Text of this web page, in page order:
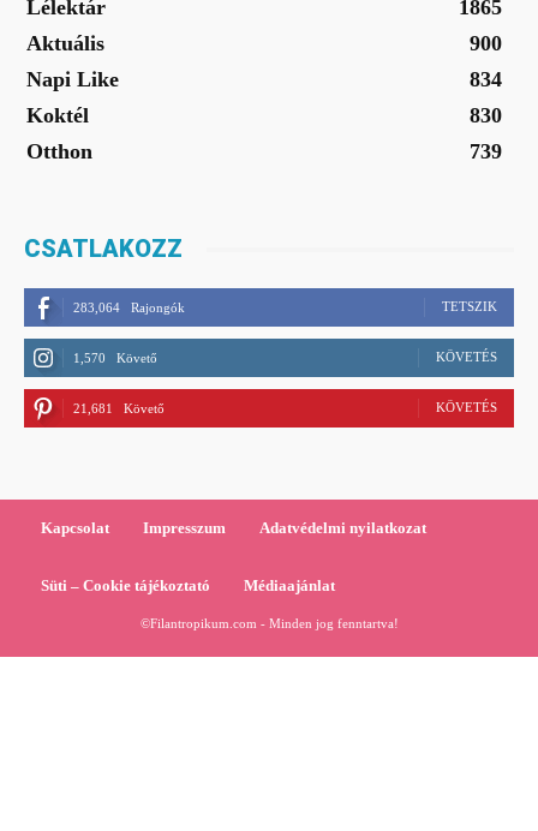
Lélektár
1865
Aktuális
900
Napi Like
834
Koktél
830
Otthon
739
CSATLAKOZZ
283,064 Rajongók TETSZIK
1,570 Követő KÖVETÉS
21,681 Követő KÖVETÉS
Kapcsolat Impresszum Adatvédelmi nyilatkozat
Süti – Cookie tájékoztató Médiaajánlat
©Filantropikum.com - Minden jog fenntartva!